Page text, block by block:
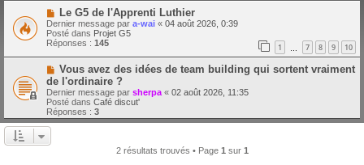
N
o
u
v
e
a
u
m
e
s
s
a
Le G5 de l'Apprenti Luthier
Dernier message par a-wai « 04 août 2026, 0:39
Posté dans Projet G5
Réponses : 145 1 7 8 9 10
N
u
v
e
a
u
Vous avez des idées de team building qui sortent vraiment
de l'ordinaire ?
Dernier message par sherpa « 02 août 2026, 11:35
Posté dans Café discut'
Réponses : 3
2 résultats trouvés • Page 1 sur 1